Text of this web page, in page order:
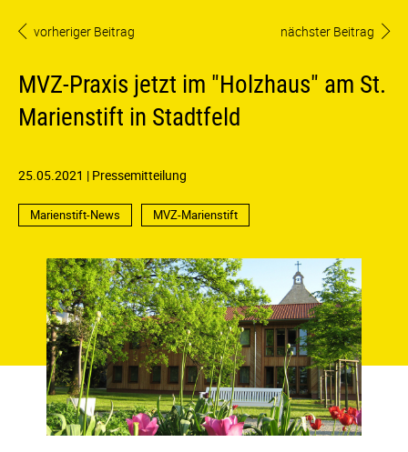
vorheriger Beitrag nächster Beitrag
MVZ-Praxis jetzt im "Holzhaus" am St.
Marienstift in Stadtfeld
25.05.2021 Pressemitteilung
Marienstift-News MVZ-Marienstift